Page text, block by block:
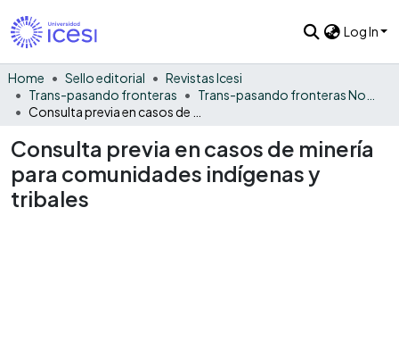
Log In
Home Sello editorial
Revistas Icesi
Trans-pasando fronteras
Consulta previa en casos de minería
para comunidades indígenas y
tribales